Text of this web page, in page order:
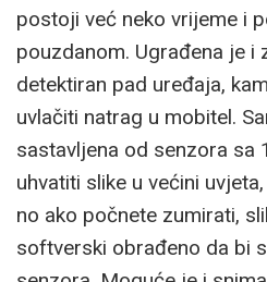
postoji već neko vrijeme i
pouzdanom. Ugrađena je i
detektiran pad uređaja,
uvlačiti natrag u mobitel.
sastavljena od senzora sa
uhvatiti slike u većini
no ako počnete zumirati,
softverski obrađeno da bi